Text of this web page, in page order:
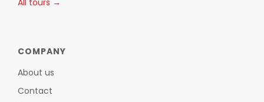
COMPANY
About us
Contact